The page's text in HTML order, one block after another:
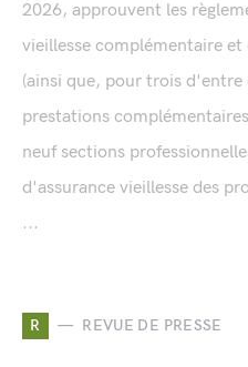
2026, approuvent les
vieillesse complémentaire
(ainsi que, pour trois d'entre
prestations
neuf sections
d'assurance vieillesse des
...
R REVUE DE PRESSE